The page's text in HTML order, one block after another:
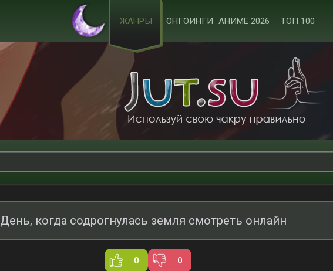
ЖАНРЫ ОНГОИНГИ АНИМЕ 2026 ТОП 100
День, когда содрогнулась земля смотреть онлайн
0 0